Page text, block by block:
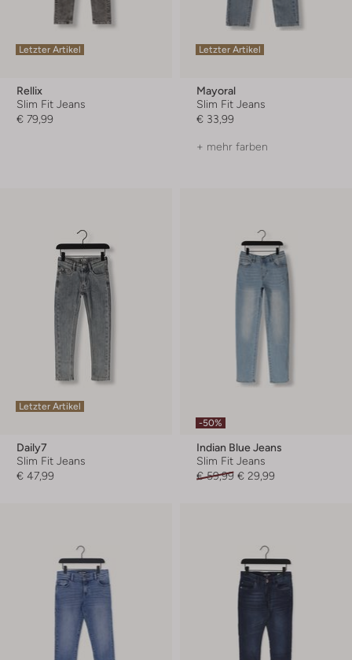
Letzter Artikel
Rellix
Slim Fit Jeans
€ 79,99
Letzter Artikel
Mayoral
Slim Fit Jeans
€ 33,99
+ mehr farben
Letzter Artikel
Daily7
Slim Fit Jeans
€ 47,99
-50%
Indian Blue Jeans
Slim Fit Jeans
€ 59,99 € 29,99